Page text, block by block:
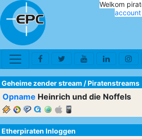
Welkom
account
Geheime zender stream /Piratenstreams
Opname Heinrich und die Noffels
Etherpiraten Inloggen